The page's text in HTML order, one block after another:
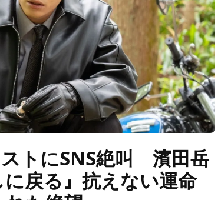
ストにSNS絶叫 濱田岳
戻る』抗えない運命